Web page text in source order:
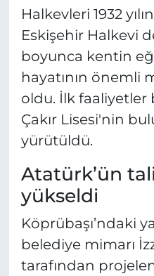
Halkevleri 1932
Eskişehir Halkevi
boyunca kentin
hayatının önemli
oldu. İlk
Çakır Lisesi'nin
yürütüldü.
Atatürk’ün
yükseldi
Köprübaşı’ndaki
belediye mimarı
tarafından